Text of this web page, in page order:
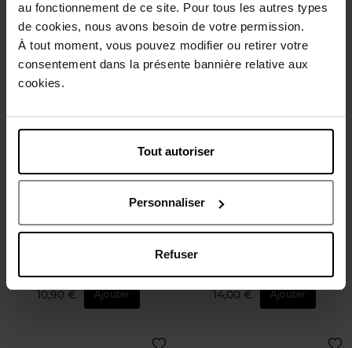
au fonctionnement de ce site. Pour tous les autres types
de cookies, nous avons besoin de votre permission.
À tout moment, vous pouvez modifier ou retirer votre
consentement dans la présente bannière relative aux
cookies.
Tout autoriser
Personnaliser
Refuser
608,50 € 31,90 € Ajouter
APRIL
10,90 € Ajouter
APRIL
Nettoyant Visage
14,00 € Ajouter